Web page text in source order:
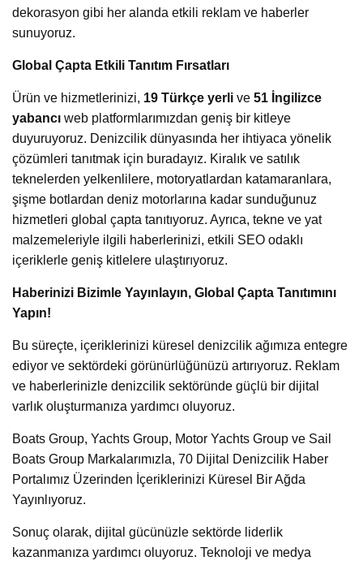
dekorasyon gibi her alanda etkili reklam ve haberler
sunuyoruz.
Global Çapta Etkili Tanıtım Fırsatları
Ürün ve hizmetlerinizi, 19 Türkçe yerli ve 51 İngilizce
yabancı web platformlarımızdan geniş bir kitleye
duyuruyoruz. Denizcilik dünyasında her ihtiyaca yönelik
çözümleri tanıtmak için buradayız. Kiralık ve satılık
teknelerden yelkenlilere, motoryatlardan katamaranlara,
şişme botlardan deniz motorlarına kadar sunduğunuz
hizmetleri global çapta tanıtıyoruz. Ayrıca, tekne ve yat
malzemeleriyle ilgili haberlerinizi, etkili SEO odaklı
içeriklerle geniş kitlelere ulaştırıyoruz.
Haberinizi Bizimle Yayınlayın, Global Çapta Tanıtımını
Yapın!
Bu süreçte, içeriklerinizi küresel denizcilik ağımıza entegre
ediyor ve sektördeki görünürlüğünüzü artırıyoruz. Reklam
ve haberlerinizle denizcilik sektöründe güçlü bir dijital
varlık oluşturmanıza yardımcı oluyoruz.
Boats Group, Yachts Group, Motor Yachts Group ve Sail
Boats Group Markalarımızla, 70 Dijital Denizcilik Haber
Portalımız Üzerinden İçeriklerinizi Küresel Bir Ağda
Yayınlıyoruz.
Sonuç olarak, dijital gücünüzle sektörde liderlik
kazanmanıza yardımcı oluyoruz. Teknoloji ve medya